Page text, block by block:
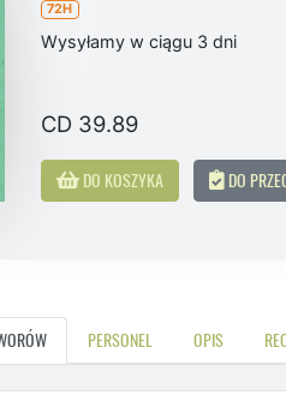
72H
Wysyłamy w ciągu 3 dni
CD 39.89
DO KOSZYKA DO
PERSONEL OPIS